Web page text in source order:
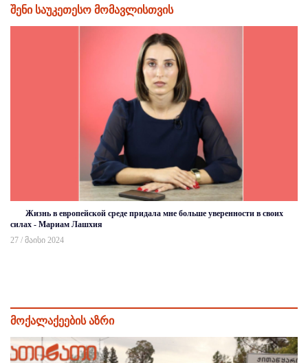
შენი საუკეთესო მომავლისთვის
Жизнь в европейской среде придала мне больше уверенности в своих
силах - Мариам Лашхия
27 / მაისი 2024
მოქალაქეების აზრი